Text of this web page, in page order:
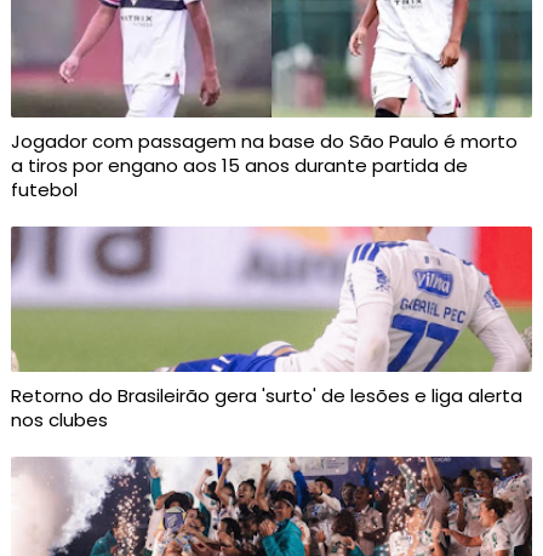
Jogador com passagem na base do São Paulo é morto
a tiros por engano aos 15 anos durante partida de
futebol
Retorno do Brasileirão gera 'surto' de lesões e liga alerta
nos clubes